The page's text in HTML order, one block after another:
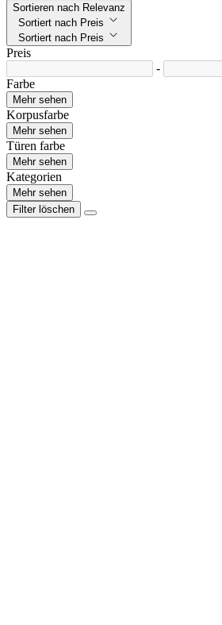
Sortieren nach Relevanz
Sortiert nach Preis
Sortiert nach Preis
Preis
-
Farbe
Mehr sehen
Korpusfarbe
Mehr sehen
Türen farbe
Mehr sehen
Kategorien
Mehr sehen
Filter löschen